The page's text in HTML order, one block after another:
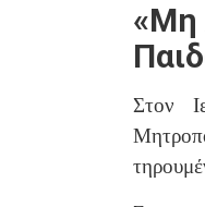
«Μη
Στον